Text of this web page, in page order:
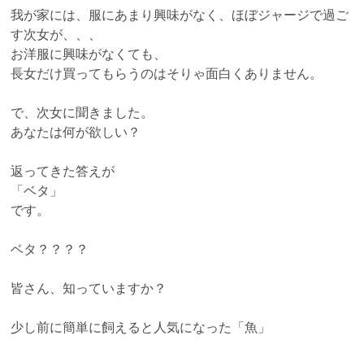
我が家には、服にあまり興味がなく、ほぼジャージで過ご
す次女が、、、
お洋服に興味がなくても、
長女だけ買ってもらうのはそりゃ面白くありません。
で、次女に聞きました。
あなたは何が欲しい？
返ってきた答えが
「ベタ」
です。
ベタ？？？？
皆さん、知っていますか？
少し前に簡単に飼えると人気になった「魚」